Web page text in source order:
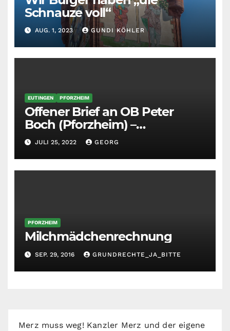
Schnauze voll“
AUG. 1, 2023 GUNDI KÖHLER
EUTINGEN PFORZHEIM
Offener Brief an OB Peter
Boch (Pforzheim) –
Belästigung und Gestank
durch SWA Südwestasphalt
JULI 25, 2022 GEORG
PFORZHEIM
Milchmädchenrechnung
SEP. 29, 2016 GRUNDRECHTE_JA_BITTE
Merz muss weg! Kanzler Merz und der eigene